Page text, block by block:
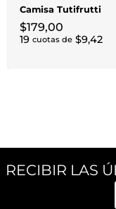
Camisa Tutifrutti
$179,00
19 cuotas de $9,42
RECIBIR LAS